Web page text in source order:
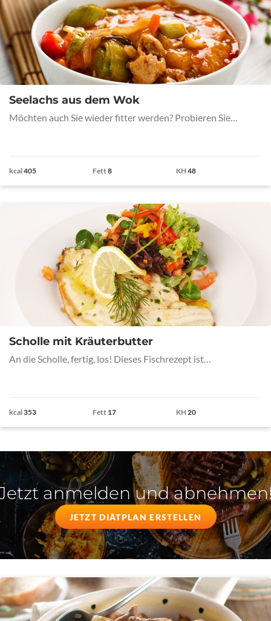
Seelachs aus dem Wok
Möchten auch Sie wieder fitter werden? Probieren Sie…
kcal405 Fett8 KH48
Scholle mit Kräuterbutter
An die Scholle, fertig, los! Dieses Fischrezept ist…
kcal353 Fett 17 KH20
anmelden und
JETZT DIÄTPLAN ERSTELLEN